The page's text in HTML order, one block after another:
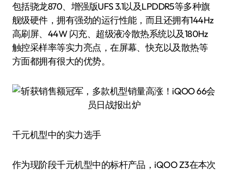
包括骁龙870、增强版UFS 3.1以及LPDDR5等多种旗
舰级硬件，拥有强劲的运行性能，而且还拥有144Hz
高刷屏、44W 闪充、超级液冷散热系统以及180Hz
触控采样率等实力亮点，在屏幕、快充以及散热等
方面都拥有很大的优势。
千元机型中的实力选手
作为现阶段千元机型中的标杆产品，iQOO Z3在本次